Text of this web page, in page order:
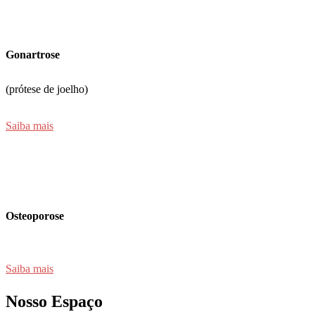
Gonartrose
(prótese de joelho)
Saiba mais
Osteoporose
Saiba mais
Nosso Espaço